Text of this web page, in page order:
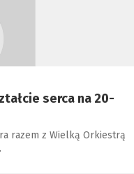
serca na 20-
razem z Wielką Orkiestrą